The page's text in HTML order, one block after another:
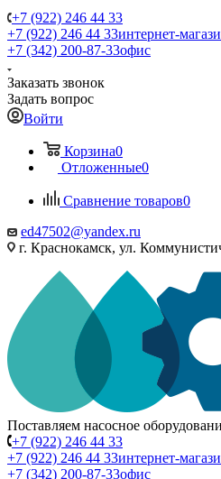
+7 (922) 246 44 33
+7 (922) 246 44 33интернет-
+7 (342) 200-87-33офис
Заказать звонок
Задать вопрос
Войти
Корзина0
Отложенные0
Сравнение товаров0
ed47502@yandex.ru
г. Краснокамск, ул.
Поставляем насосное
+7 (922) 246 44 33
+7 (922) 246 44 33интернет-
+7 (342) 200-87-33офис